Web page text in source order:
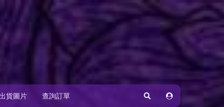
貨圖片 查詢訂單